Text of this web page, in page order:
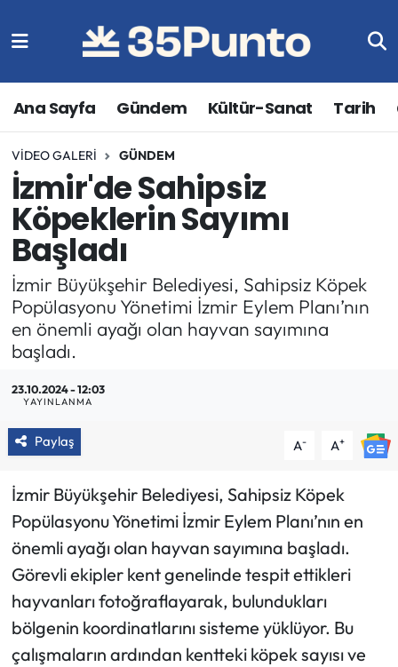
Ana Sayfa Gündem Kültür-Sanat Tarih
VIDEO GALERI GÜNDEM
İzmir'de Sahipsiz
Köpeklerin Sayımı
Başladı
İzmir Büyükşehir Belediyesi, Sahipsiz Köpek
Popülasyonu Yönetimi İzmir Eylem Planı’nın
en önemli ayağı olan hayvan sayımına
başladı.
23.10.2024 - 12:03
YAYINLANMA
Paylaş A- A+
İzmir Büyükşehir Belediyesi, Sahipsiz Köpek
Popülasyonu Yönetimi İzmir Eylem Planı’nın en
önemli ayağı olan hayvan sayımına başladı.
Görevli ekipler kent genelinde tespit ettikleri
hayvanları fotoğraflayarak, bulundukları
bölgenin koordinatlarını sisteme yüklüyor. Bu
çalışmaların ardından kentteki köpek sayısı ve